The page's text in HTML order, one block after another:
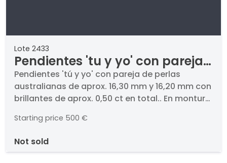
Lote 2433
Pendientes 'tu y yo' con pareja
de perlas autralianas de aprox.
16,30 mm y 16,20 mm con
brillantes de aprox. 0,50 ct en
total.
Pendientes 'tú y yo' con pareja de perlas
australianas de aprox. 16,30 mm y 16,20 mm con
brillantes de aprox. 0,50 ct en total.. En montura
Starting price 500 €
not sold